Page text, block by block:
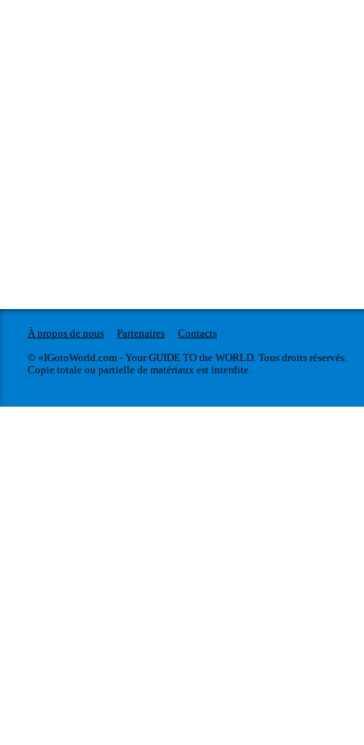
À propos de nous Partenaires
Contacts
© «IGotoWorld.com - Your GUIDE TO the WORLD. Tous droits réservés.
Copie totale ou partielle de matériaux est interdite.